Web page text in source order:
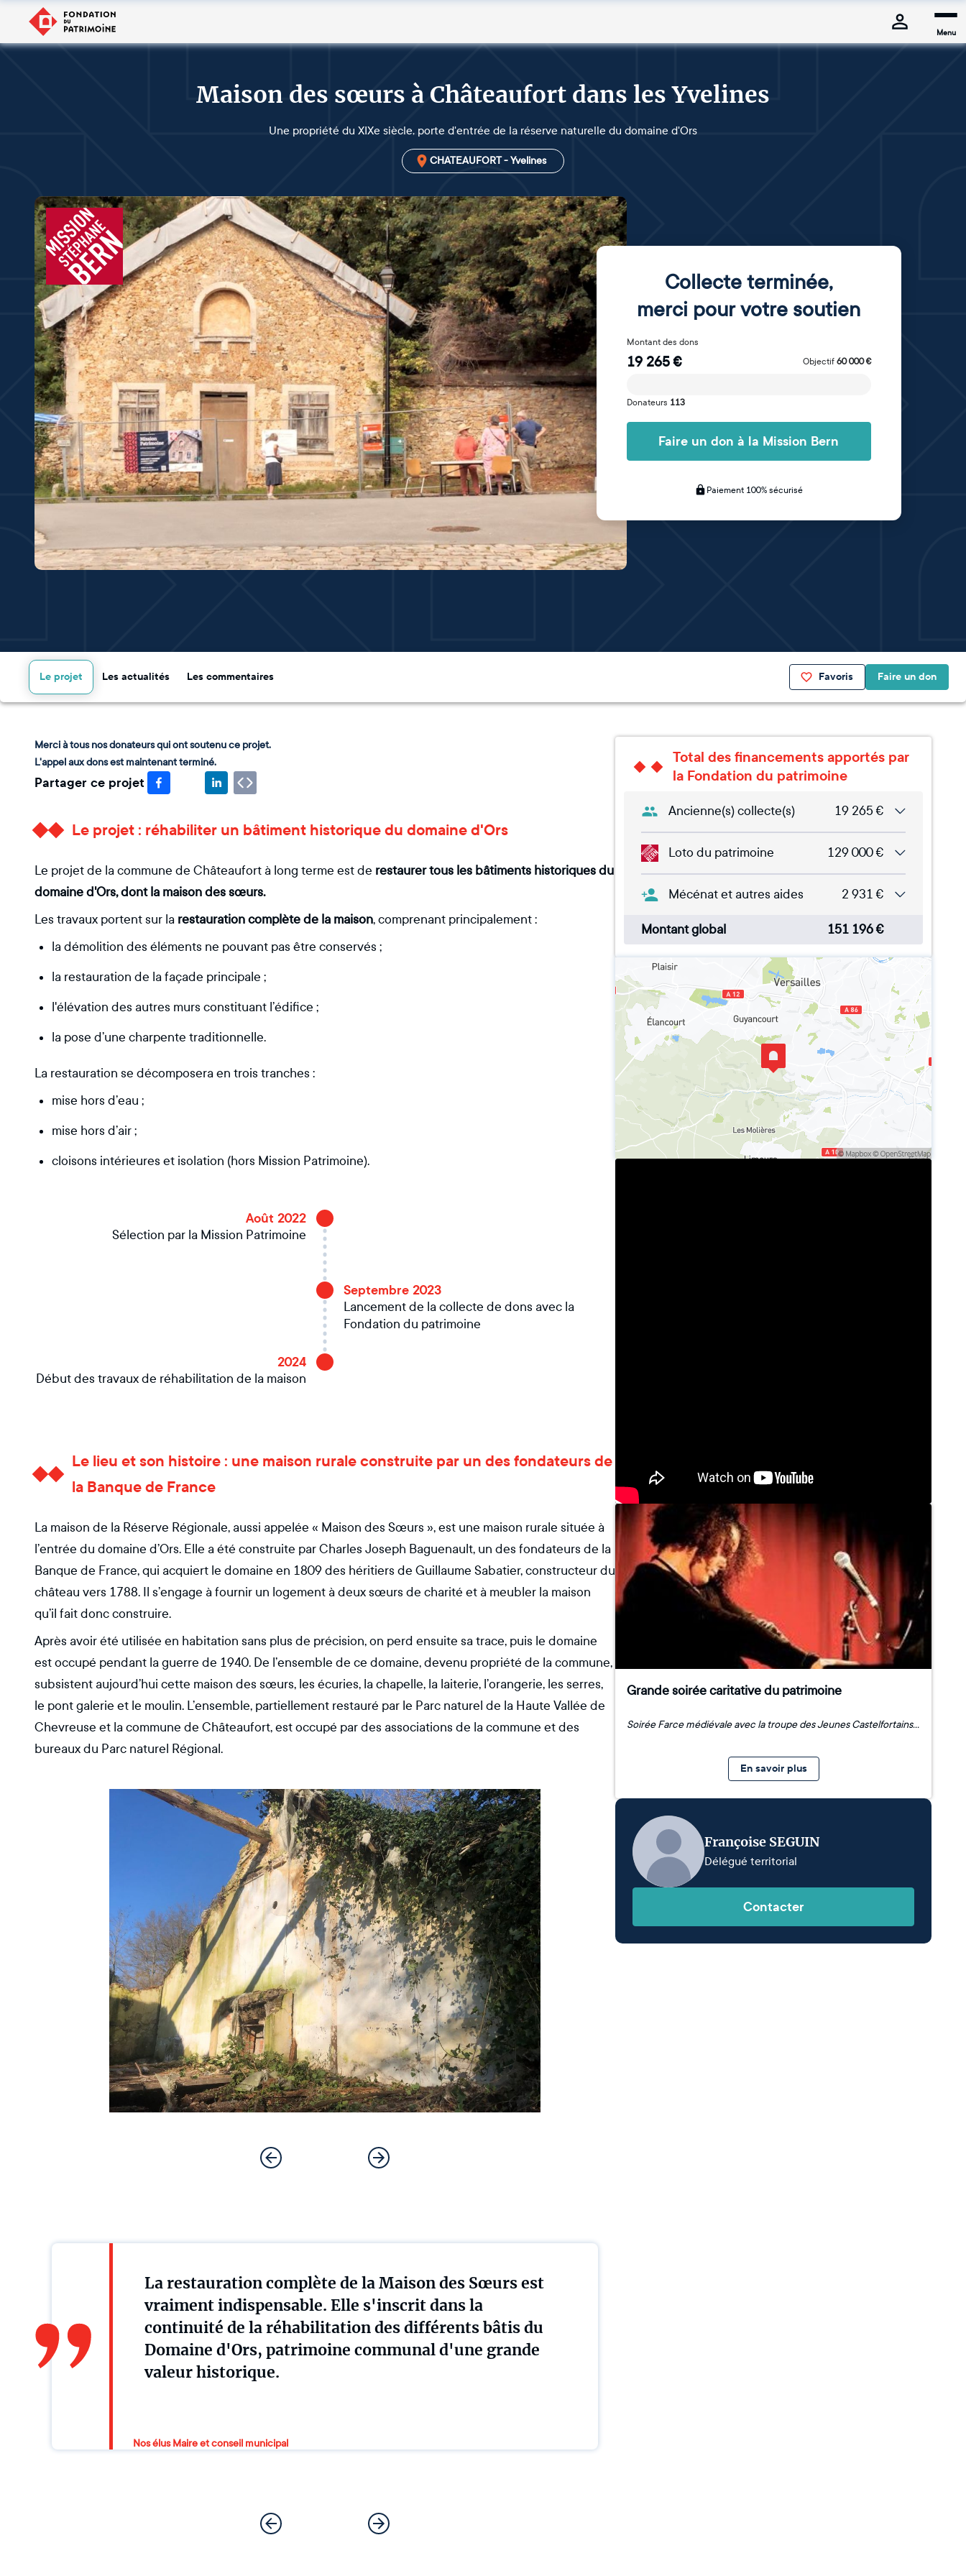
Menu
Maison des sœurs à Châteaufort dans les Yvelines
Une propriété du XIXe siècle, porte d'entrée de la réserve naturelle du domaine d'Ors
CHATEAUFORT - Yvelines
Collecte terminée,
merci pour votre soutien
Montant des dons
19 265€ Objectif 60 000€
Donateurs 113
Faire un don à la Mission Bern
Paiement 100% sécurisé
Favoris Faire un don
Le projet Les actualités Les commentaires
Merci à tous nos donateurs qui ont soutenu ce projet.
L'appel aux dons est maintenant terminé.
Partager ce projet
Le projet : réhabiliter un bâtiment historique du domaine d'Ors
Le projet de la commune de Châteaufort à long terme est de restaurer tous les bâtiments historiques du
domaine d'Ors, dont la maison des sœurs.
Les travaux portent sur la restauration complète de la maison, comprenant principalement :
la démolition des éléments ne pouvant pas être conservés ;
la restauration de la façade principale ;
l'élévation des autres murs constituant l’édifice ;
la pose d’une charpente traditionnelle.
La restauration se décomposera en trois tranches :
mise hors d’eau ;
mise hors d’air ;
cloisons intérieures et isolation (hors Mission Patrimoine).
Août 2022
Sélection par la Mission Patrimoine
Septembre 2023
Lancement de la collecte de dons avec la
Fondation du patrimoine
2024
Début des travaux de réhabilitation de la maison
Le lieu et son histoire : une maison rurale construite par un des fondateurs de
la Banque de France
La maison de la Réserve Régionale, aussi appelée « Maison des Sœurs », est une maison rurale située à
l’entrée du domaine d’Ors. Elle a été construite par Charles Joseph Baguenault, un des fondateurs de la
Banque de France, qui acquiert le domaine en 1809 des héritiers de Guillaume Sabatier, constructeur du
château vers 1788. Il s’engage à fournir un logement à deux sœurs de charité et à meubler la maison
qu’il fait donc construire.
Après avoir été utilisée en habitation sans plus de précision, on perd ensuite sa trace, puis le domaine
est occupé pendant la guerre de 1940. De l’ensemble de ce domaine, devenu propriété de la commune,
subsistent aujourd’hui cette maison des sœurs, les écuries, la chapelle, la laiterie, l’orangerie, les serres,
le pont galerie et le moulin. L’ensemble, partiellement restauré par le Parc naturel de la Haute Vallée de
Chevreuse et la commune de Châteaufort, est occupé par des associations de la commune et des
bureaux du Parc naturel Régional.
La restauration complète de la Maison des Sœurs est
vraiment indispensable. Elle s'inscrit dans la
continuité de la réhabilitation des différents bâtis du
Domaine d'Ors, patrimoine communal d'une grande
valeur historique.
Nos élus Maire et conseil municipal
Total des financements apportés par
la Fondation du patrimoine
Ancienne(s) collecte(s) 19 265 €
Loto du patrimoine 129 000€
Mécénat et autres aides 2 931 €
Montant global 151 196€
Grande soirée caritative du patrimoine
Soirée Farce médiévale avec la troupe des Jeunes Castelfortains et Jazz avec le trio Yacine Malek. Châteaufort, petit village de la vallée de Chevreuse, était au moyen-âge bien plus connu que Versailles ! Centre du plus vaste doyenné de Paris, couvrant tout l’Ouest parisien, il dispose d’un riche patrimoine et d’une grande histoire. Une petite association, l’AVPC, a été créée il y a 2 ans pour fouiller dans les archives et valoriser ce patrimoine. Le samedi 21 septembre, une trentaine de bénévoles costumés de Châteaufort soutenus par leurs élus recevront avec la Fondation du patrimoine de futurs donateurs à un gala caritatif pour sauver la Maison de Sœurs, porte d’entrée du magnifique Domaine D’Ors du Parc Naturel de la Haute Vallée de Chevreuse. Au programme, farce médiévale inédite avec la troupe des Jeunes Castelfortains et concert de jazz avec le trio Yacine Malek. Yacine est un pianiste virtuose et élève de Michel Petrucciani, qui a – clin d’œil du destin – comme son maitre habité notre village ! Il viendra nous jouer des morceaux de son nouvel album qui sort chez Sony en novembre. Cette initiative citoyenne est la soirée de clôture d’une journée du patrimoine bien remplie pour laquelle les principaux bâtiments du Domaine d’Ors seront ouverts : chapelle avec exposition, glacière, laiterie avec visite du parc naturel, animations ruche, conférences et vidéos dans la nouvelle salle de spectacle du Tremplin inaugurée ce week-end. Venez nombreux nous soutenir et apporter votre don à la restauration de notre Maison des Sœurs !
En savoir plus
Françoise SEGUIN
Délégué territorial
Contacter